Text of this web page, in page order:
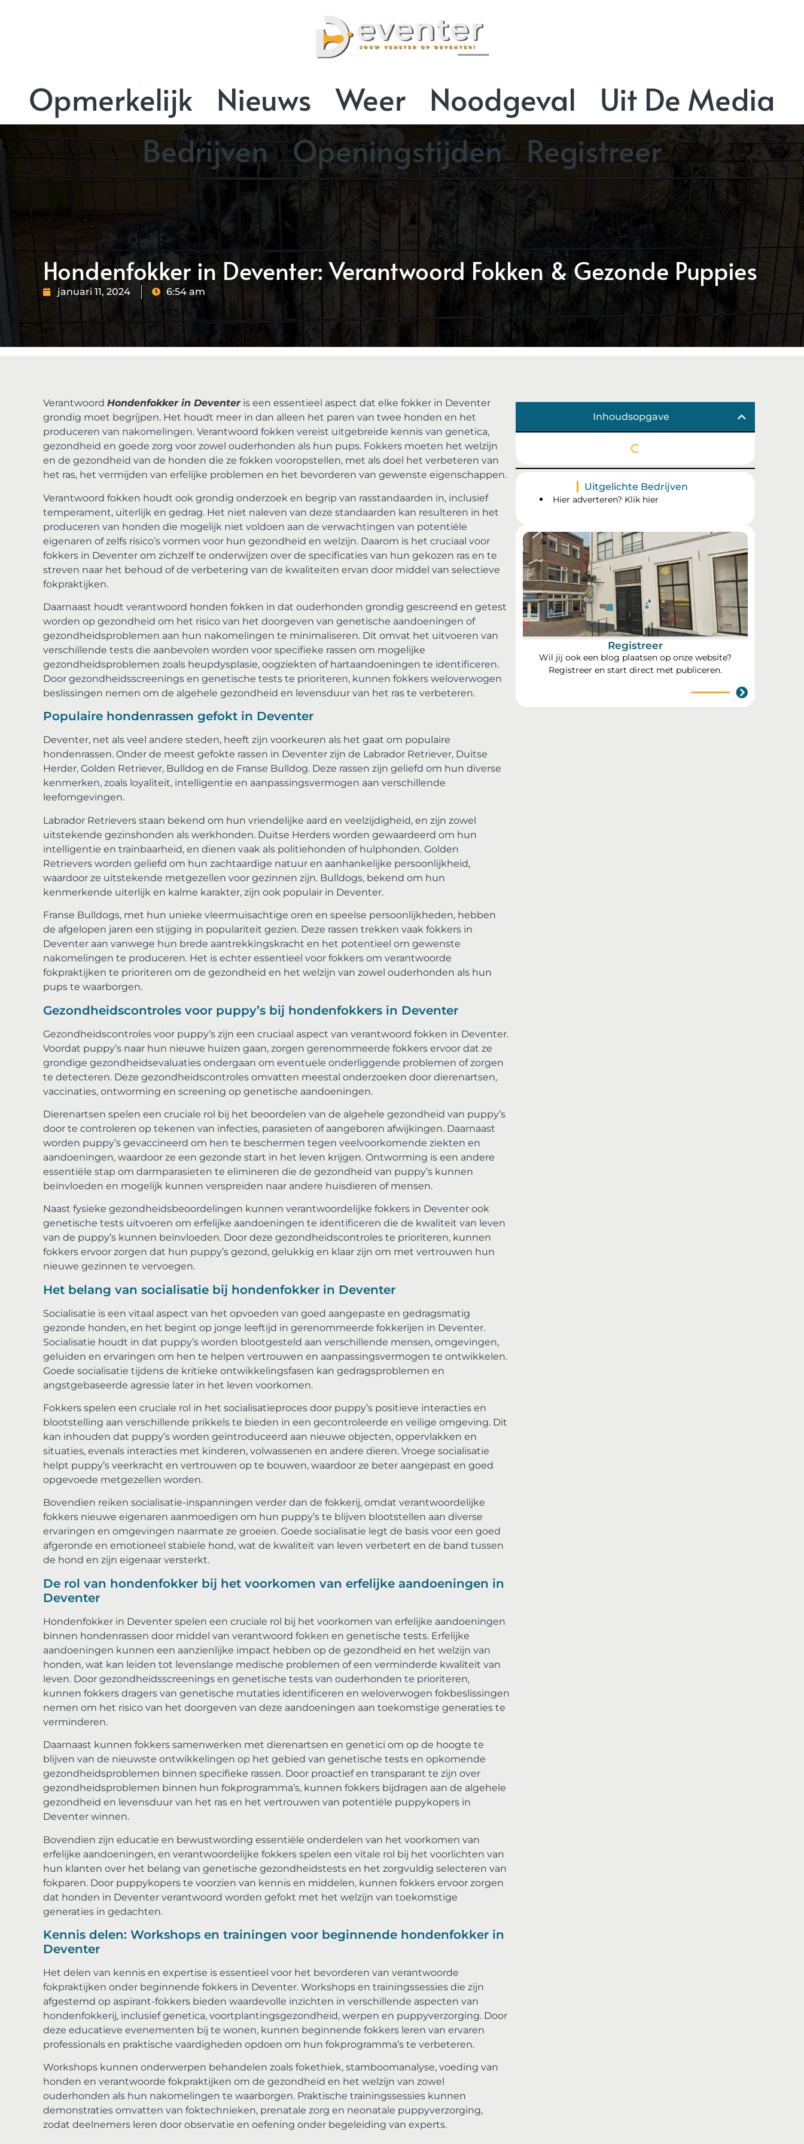
Opmerkelijk Nieuws Weer Noodgeval
Uit De Media
Bedrijven
Openingstijden Registreer
Hondenfokker in Deventer: Verantwoord Fokken & Gezonde Puppies
januari 11, 2024 6:54 am
Verantwoord Hondenfokker in Deventeris een essentieel aspect dat elke fokker in Deventer
grondig moet begrijpen. Het houdt meer in dan alleen het paren van twee honden en het
produceren van nakomelingen. Verantwoord fokken vereist uitgebreide kennis van genetica,
gezondheid en goede zorg voor zowel ouderhonden als hun pups. Fokkers moeten het welzijn
en de gezondheid van de honden die ze fokken vooropstellen, met als doel het verbeteren van
het ras, het vermijden van erfelijke problemen en het bevorderen van gewenste eigenschappen.
Verantwoord fokken houdt ook grondig onderzoek en begrip van rasstandaarden in, inclusief
temperament, uiterlijk en gedrag. Het niet naleven van deze standaarden kan resulteren in het
produceren van honden die mogelijk niet voldoen aan de verwachtingen van potentiële
eigenaren of zelfs risico’s vormen voor hun gezondheid en welzijn. Daarom is het cruciaal voor
fokkers in Deventer om zichzelf te onderwijzen over de specificaties van hun gekozen ras en te
streven naar het behoud of de verbetering van de kwaliteiten ervan door middel van selectieve
fokpraktijken.
Daarnaast houdt verantwoord honden fokken in dat ouderhonden grondig gescreend en getest
worden op gezondheid om het risico van het doorgeven van genetische aandoeningen of
gezondheidsproblemen aan hun nakomelingen te minimaliseren. Dit omvat het uitvoeren van
verschillende tests die aanbevolen worden voor specifieke rassen om mogelijke
gezondheidsproblemen zoals heupdysplasie, oogziekten of hartaandoeningen te identificeren.
Door gezondheidsscreenings en genetische tests te prioriteren, kunnen fokkers weloverwogen
beslissingen nemen om de algehele gezondheid en levensduur van het ras te verbeteren.
Populaire hondenrassen gefokt in Deventer
Deventer, net als veel andere steden, heeft zijn voorkeuren als het gaat om populaire
hondenrassen. Onder de meest gefokte rassen in Deventer zijn de Labrador Retriever, Duitse
Herder, Golden Retriever, Bulldog en de Franse Bulldog. Deze rassen zijn geliefd om hun diverse
kenmerken, zoals loyaliteit, intelligentie en aanpassingsvermogen aan verschillende
leefomgevingen.
Labrador Retrievers staan bekend om hun vriendelijke aard en veelzijdigheid, en zijn zowel
uitstekende gezinshonden als werkhonden. Duitse Herders worden gewaardeerd om hun
intelligentie en trainbaarheid, en dienen vaak als politiehonden of hulphonden. Golden
Retrievers worden geliefd om hun zachtaardige natuur en aanhankelijke persoonlijkheid,
waardoor ze uitstekende metgezellen voor gezinnen zijn. Bulldogs, bekend om hun
kenmerkende uiterlijk en kalme karakter, zijn ook populair in Deventer.
Franse Bulldogs, met hun unieke vleermuisachtige oren en speelse persoonlijkheden, hebben
de afgelopen jaren een stijging in populariteit gezien. Deze rassen trekken vaak fokkers in
Deventer aan vanwege hun brede aantrekkingskracht en het potentieel om gewenste
nakomelingen te produceren. Het is echter essentieel voor fokkers om verantwoorde
fokpraktijken te prioriteren om de gezondheid en het welzijn van zowel ouderhonden als hun
pups te waarborgen.
Gezondheidscontroles voor puppy’s bij hondenfokkers in Deventer
Gezondheidscontroles voor puppy’s zijn een cruciaal aspect van verantwoord fokken in Deventer.
Voordat puppy’s naar hun nieuwe huizen gaan, zorgen gerenommeerde fokkers ervoor dat ze
grondige gezondheidsevaluaties ondergaan om eventuele onderliggende problemen of zorgen
te detecteren. Deze gezondheidscontroles omvatten meestal onderzoeken door dierenartsen,
vaccinaties, ontworming en screening op genetische aandoeningen.
Dierenartsen spelen een cruciale rol bij het beoordelen van de algehele gezondheid van puppy’s
door te controleren op tekenen van infecties, parasieten of aangeboren afwijkingen. Daarnaast
worden puppy’s gevaccineerd om hen te beschermen tegen veelvoorkomende ziekten en
aandoeningen, waardoor ze een gezonde start in het leven krijgen. Ontworming is een andere
essentiële stap om darmparasieten te elimineren die de gezondheid van puppy’s kunnen
beïnvloeden en mogelijk kunnen verspreiden naar andere huisdieren of mensen.
Naast fysieke gezondheidsbeoordelingen kunnen verantwoordelijke fokkers in Deventer ook
genetische tests uitvoeren om erfelijke aandoeningen te identificeren die de kwaliteit van leven
van de puppy’s kunnen beïnvloeden. Door deze gezondheidscontroles te prioriteren, kunnen
fokkers ervoor zorgen dat hun puppy’s gezond, gelukkig en klaar zijn om met vertrouwen hun
nieuwe gezinnen te vervoegen.
Het belang van socialisatie bij hondenfokker in Deventer
Socialisatie is een vitaal aspect van het opvoeden van goed aangepaste en gedragsmatig
gezonde honden, en het begint op jonge leeftijd in gerenommeerde fokkerijen in Deventer.
Socialisatie houdt in dat puppy’s worden blootgesteld aan verschillende mensen, omgevingen,
geluiden en ervaringen om hen te helpen vertrouwen en aanpassingsvermogen te ontwikkelen.
Goede socialisatie tijdens de kritieke ontwikkelingsfasen kan gedragsproblemen en
angstgebaseerde agressie later in het leven voorkomen.
Fokkers spelen een cruciale rol in het socialisatieproces door puppy’s positieve interacties en
blootstelling aan verschillende prikkels te bieden in een gecontroleerde en veilige omgeving. Dit
kan inhouden dat puppy’s worden geïntroduceerd aan nieuwe objecten, oppervlakken en
situaties, evenals interacties met kinderen, volwassenen en andere dieren. Vroege socialisatie
helpt puppy’s veerkracht en vertrouwen op te bouwen, waardoor ze beter aangepast en goed
opgevoede metgezellen worden.
Bovendien reiken socialisatie-inspanningen verder dan de fokkerij, omdat verantwoordelijke
fokkers nieuwe eigenaren aanmoedigen om hun puppy’s te blijven blootstellen aan diverse
ervaringen en omgevingen naarmate ze groeien. Goede socialisatie legt de basis voor een goed
afgeronde en emotioneel stabiele hond, wat de kwaliteit van leven verbetert en de band tussen
de hond en zijn eigenaar versterkt.
De rol van hondenfokker bij het voorkomen van erfelijke aandoeningen in
Deventer
Hondenfokker in Deventer spelen een cruciale rol bij het voorkomen van erfelijke aandoeningen
binnen hondenrassen door middel van verantwoord fokken en genetische tests. Erfelijke
aandoeningen kunnen een aanzienlijke impact hebben op de gezondheid en het welzijn van
honden, wat kan leiden tot levenslange medische problemen of een verminderde kwaliteit van
leven. Door gezondheidsscreenings en genetische tests van ouderhonden te prioriteren,
kunnen fokkers dragers van genetische mutaties identificeren en weloverwogen fokbeslissingen
nemen om het risico van het doorgeven van deze aandoeningen aan toekomstige generaties te
verminderen.
Daarnaast kunnen fokkers samenwerken met dierenartsen en genetici om op de hoogte te
blijven van de nieuwste ontwikkelingen op het gebied van genetische tests en opkomende
gezondheidsproblemen binnen specifieke rassen. Door proactief en transparant te zijn over
gezondheidsproblemen binnen hun fokprogramma’s, kunnen fokkers bijdragen aan de algehele
gezondheid en levensduur van het ras en het vertrouwen van potentiële puppykopers in
Deventer winnen.
Bovendien zijn educatie en bewustwording essentiële onderdelen van het voorkomen van
erfelijke aandoeningen, en verantwoordelijke fokkers spelen een vitale rol bij het voorlichten van
hun klanten over het belang van genetische gezondheidstests en het zorgvuldig selecteren van
fokparen. Door puppykopers te voorzien van kennis en middelen, kunnen fokkers ervoor zorgen
dat honden in Deventer verantwoord worden gefokt met het welzijn van toekomstige
generaties in gedachten.
Kennis delen: Workshops en trainingen voor beginnende hondenfokker in
Deventer
Het delen van kennis en expertise is essentieel voor het bevorderen van verantwoorde
fokpraktijken onder beginnende fokkers in Deventer. Workshops en trainingssessies die zijn
afgestemd op aspirant-fokkers bieden waardevolle inzichten in verschillende aspecten van
hondenfokkerij, inclusief genetica, voortplantingsgezondheid, werpen en puppyverzorging. Door
deze educatieve evenementen bij te wonen, kunnen beginnende fokkers leren van ervaren
professionals en praktische vaardigheden opdoen om hun fokprogramma’s te verbeteren.
Workshops kunnen onderwerpen behandelen zoals fokethiek, stamboomanalyse, voeding van
honden en verantwoorde fokpraktijken om de gezondheid en het welzijn van zowel
ouderhonden als hun nakomelingen te waarborgen. Praktische trainingssessies kunnen
demonstraties omvatten van foktechnieken, prenatale zorg en neonatale puppyverzorging,
zodat deelnemers leren door observatie en oefening onder begeleiding van experts.
Inhoudsopgave
Uitgelichte Bedrijven
Hier adverteren? Klik hier
Registreer
Wil jij ook een blog plaatsen op onze website?
Registreer en start direct met publiceren.